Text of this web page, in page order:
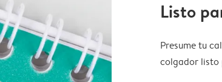
Listo
Presume tu
colgador listo